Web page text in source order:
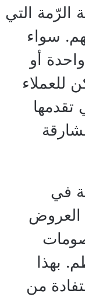
الرّمة التي
سواء
أو
للعملاء
تقدمها
في
العروض
بهذا
من